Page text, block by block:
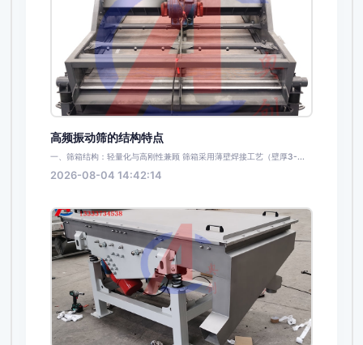
高频振动筛的结构特点
一、筛箱结构：轻量化与高刚性兼顾 筛箱采用薄壁焊接工艺（壁厚3-...
2026-08-04 14:42:14